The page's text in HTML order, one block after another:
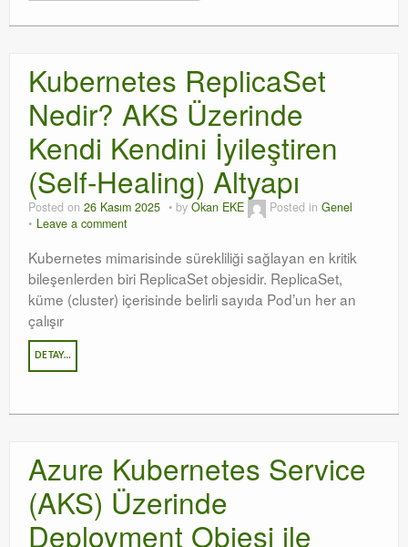
Kubernetes ReplicaSet
Nedir? AKS Üzerinde
Kendi Kendini İyileştiren
(Self-Healing) Altyapı
Posted on 26 Kasım 2025 by Okan EKE Posted in Genel
Leave a comment
Kubernetes mimarisinde sürekliliği sağlayan en kritik
bileşenlerden biri ReplicaSet objesidir. ReplicaSet,
küme (cluster) içerisinde belirli sayıda Pod’un her an
çalışır
DETAY…
Azure Kubernetes Service
(AKS) Üzerinde
Deployment Objesi ile